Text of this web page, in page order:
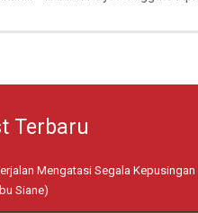
Terbaru
Mengatasi Segala Kepusingan
Siane)